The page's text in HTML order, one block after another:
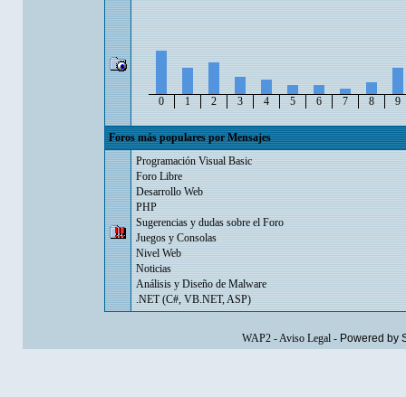
0 1 2 3 4 5 6 7 8 9
Foros más populares por Mensajes
Programación Visual Basic
Foro Libre
Desarrollo Web
PHP
Sugerencias y dudas sobre el Foro
Juegos y Consolas
Nivel Web
Noticias
Análisis y Diseño de Malware
.NET (C#, VB.NET, ASP)
WAP2-Aviso Legal- Powered by